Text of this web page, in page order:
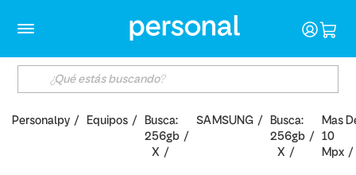
Personalpy Equipos
Busca:
256gb
X
SAMSUNG
Busca:
256gb
X
Mas
10
Mpx